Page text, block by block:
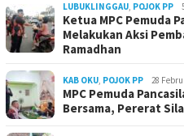
LUBUKLINGGAU, POJOK PP
Ketua MPC Pemuda
Melakukan Aksi
Ramadhan
KAB OKU, POJOK PP 28
MPC Pemuda
Bersama, Pererat